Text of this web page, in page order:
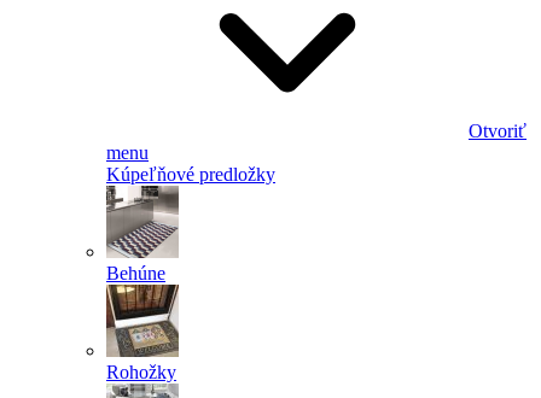
Otvoriť
menu
Kúpeľňové predložky
Behúne
Rohožky